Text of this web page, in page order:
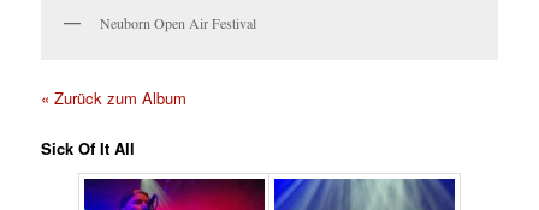
Neuborn Open Air Festival
« Zurück zum Album
Sick Of It All